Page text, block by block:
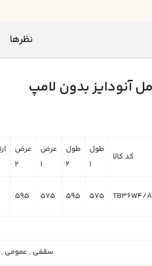
نظرها
کد کالا
طول
1
طول
2
عرض
1
عرض
2
TB36W4/A
575
595
575
595
سقفي , عمومی ,